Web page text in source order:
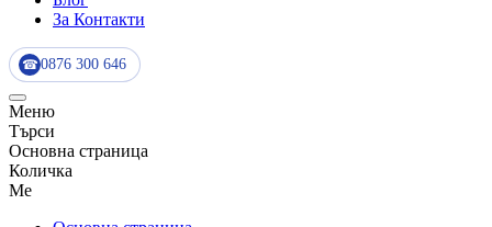
За Контакти
☎ 0876 300 646
Меню
Търси
Основна страница
Количка
Me